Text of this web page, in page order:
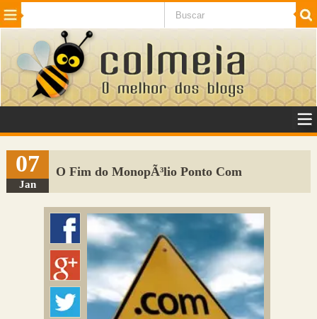
Beleza Cinema e TV
Internet Jogos NotÃ­cias SaÃºde
VeÃ­culos Adulto
Sugerir Link
Adicionar Blog
Colmeia Exchange
Perguntas Frequentes
07
Jan
O Fim do MonopÃ³lio Ponto Com